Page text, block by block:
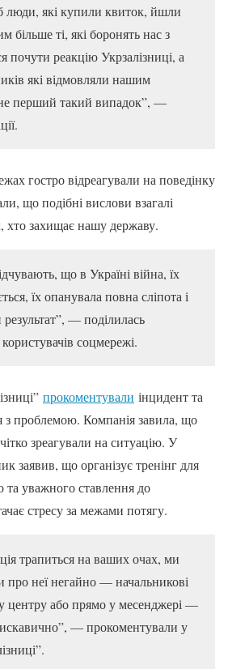
які купили квиток, йшли
більше ті, які боронять нас з
почути реакцію Укрзалізниці, а
які відмовляли нашим
перший такий випадок”, —
гостро відреагували на поведінку
що подібні вислови взагалі
хто захищає нашу державу.
що в Україні війна, їх
їх опанувала повна сліпота і
результат”, — поділилась
соцмережі.
прокоментували інцидент та
з проблемою. Компанія завила, що
зреагували на ситуацію. У
заявив, що організує тренінг для
та уважного ставлення до
стресу за межами потягу.
трапиться на ваших очах, ми
про неї негайно — начальникові
центру або прямо у месенджері —
— прокоментували у